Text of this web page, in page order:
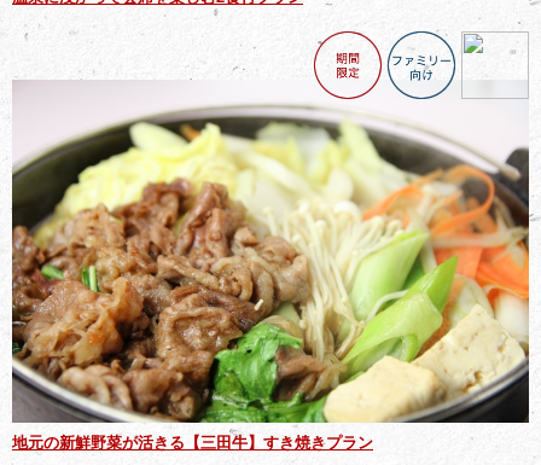
地元の新鮮野菜が活きる【三田牛】すき焼きプラン